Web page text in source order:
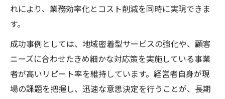
ドライバー満足度向上で生産性アップを実
安定成長に欠かせない軽貨物人事戦略とは
れにより、業務効率化とコスト削減を同時に実現できま
す。
成功事例としては、地域密着型サービスの強化や、顧客
ニーズに合わせたきめ細かな対応策を実施している事業
者が高いリピート率を維持しています。経営者自身が現
場の課題を把握し、迅速な意思決定を行うことが、長期